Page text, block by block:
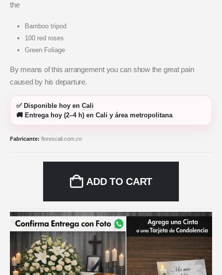
the
Bamboo tripod
100 red roses
Green Foliage
By means of this arrangement you can show the great pain
caused by his departure.
✅ Disponible hoy en Cali
🚚 Entrega hoy (2–4 h) en Cali y área metropolitana
Fabricante: florescali.com.co
ADD TO CART